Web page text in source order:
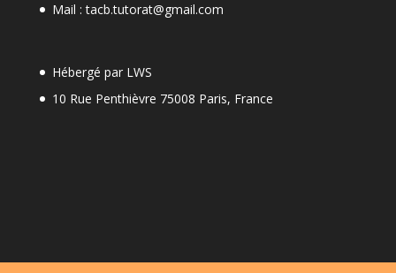
Mail : tacb.tutorat@gmail.com
Hébergé par LWS
10 Rue Penthièvre 75008 Paris, France